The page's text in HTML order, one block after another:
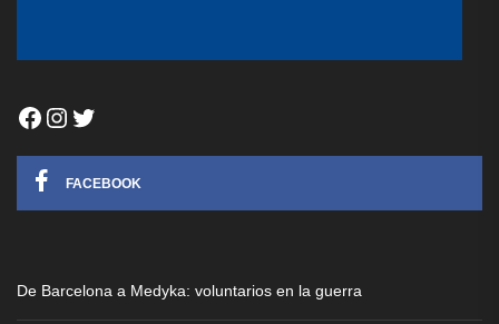
Facebook
Instagram
Twitter
FACEBOOK
De Barcelona a Medyka: voluntarios en la guerra